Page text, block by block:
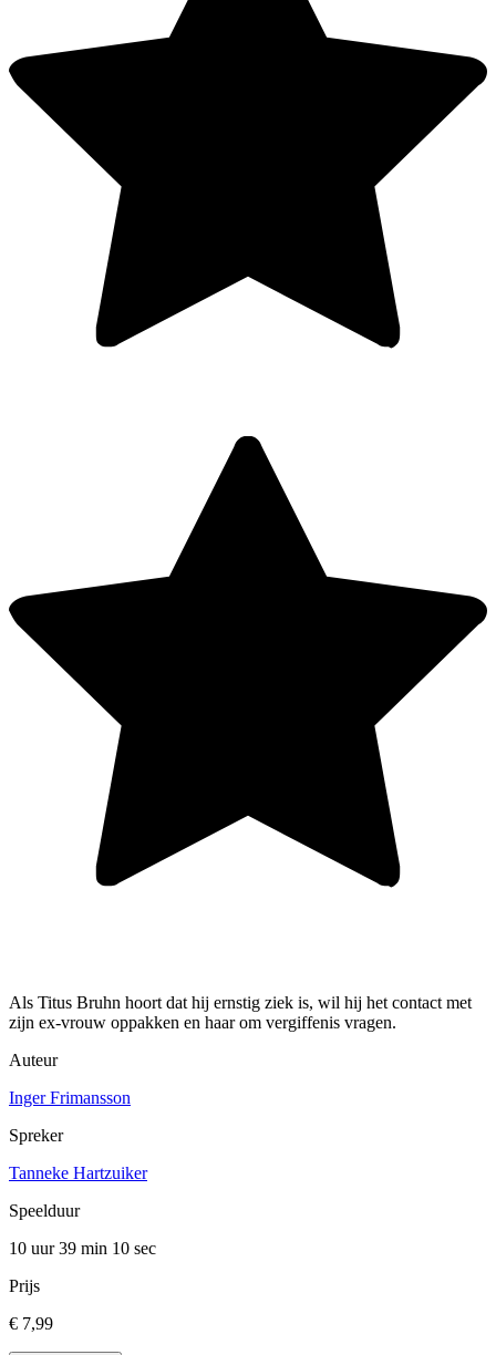
Als Titus Bruhn hoort dat hij ernstig ziek is, wil hij het contact met
zijn ex-vrouw oppakken en haar om vergiffenis vragen.
Auteur
Inger Frimansson
Spreker
Tanneke Hartzuiker
Speelduur
10 uur 39 min 10 sec
Prijs
€ 7,99